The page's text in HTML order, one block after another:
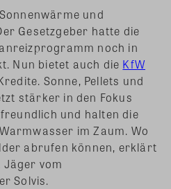
und
Gesetzgeber hatte die
noch in
Nun bietet auch die KfW
Sonne, Pellets und
stärker in den Fokus
und halten die
im Zaum. Wo
abrufen können, erklärt
vom
Solvis.